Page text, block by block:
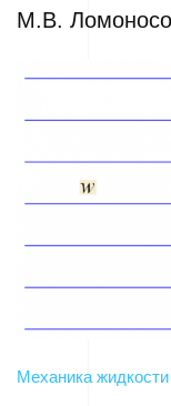
М.В.
Механика жидкости